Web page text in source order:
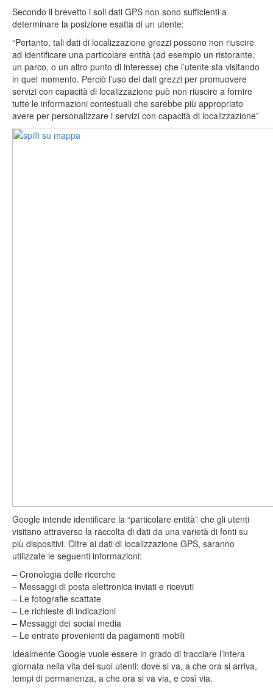
Secondo il brevetto i soli dati GPS non sono sufficienti a
determinare la posizione esatta di un utente:
“Pertanto, tali dati di localizzazione grezzi possono non riuscire
ad identificare una particolare entità (ad esempio un ristorante,
un parco, o un altro punto di interesse) che l’utente sta visitando
in quel momento. Perciò l’uso dei dati grezzi per promuovere
servizi con capacità di localizzazione può non riuscire a fornire
tutte le informazioni contestuali che sarebbe più appropriato
avere per personalizzare i servizi con capacità di localizzazione”
Google intende identificare la “particolare entità” che gli utenti
visitano attraverso la raccolta di dati da una varietà di fonti su
più dispositivi. Oltre ai dati di localizzazione GPS, saranno
utilizzate le seguenti informazioni:
– Cronologia delle ricerche
– Messaggi di posta elettronica inviati e ricevuti
– Le fotografie scattate
– Le richieste di indicazioni
– Messaggi dei social media
– Le entrate provenienti da pagamenti mobili
Idealmente Google vuole essere in grado di tracciare l’intera
giornata nella vita dei suoi utenti: dove si va, a che ora si arriva,
tempi di permanenza, a che ora si va via, e così via.